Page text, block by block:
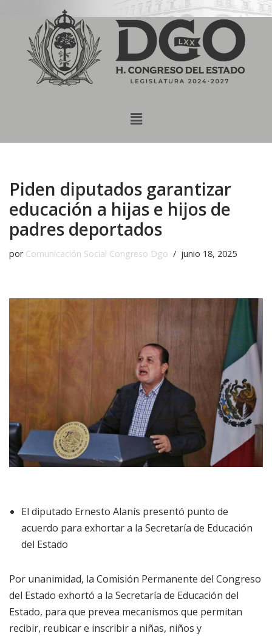
Saltar
contenido
Piden diputados garantizar
educación a hijas e hijos de
padres deportados
por Comunicación Social Congreso Dgo junio 18, 2025
El diputado Ernesto Alanís presentó punto de
acuerdo para exhortar a la Secretaría de Educación
del Estado
Por unanimidad, la Comisión Permanente del Congreso
del Estado exhortó a la Secretaría de Educación del
Estado, para que prevea mecanismos que permitan
recibir, reubicar e inscribir a niñas, niños y